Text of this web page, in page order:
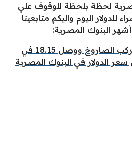
لحظة بلحظة للوقوف علي
للدولار اليوم واليكم متابعينا
أشهر البنوك المصرية: